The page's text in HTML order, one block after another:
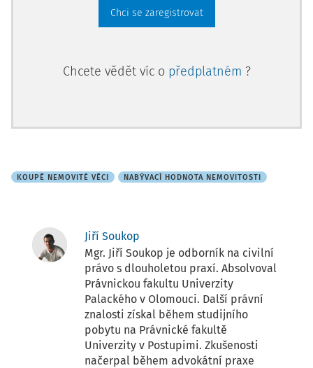
Chci se zaregistrovat
Chcete vědět víc o předplatném ?
KOUPĚ NEMOVITÉ VĚCI NABÝVACÍ HODNOTA NEMOVITOSTI
Jiří Soukop
Mgr. Jiří Soukop je odborník na civilní
právo s dlouholetou praxí. Absolvoval
Právnickou fakultu Univerzity
Palackého v Olomouci. Další právní
znalosti získal během studijního
pobytu na Právnické fakultě
Univerzity v Postupimi. Zkušenosti
načerpal během advokátní praxe